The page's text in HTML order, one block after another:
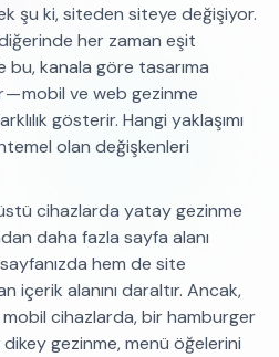
şu ki, siteden siteye değişiyor.
her zaman eşit
bu, kanala göre tasarıma
— mobil ve web gezinme
gösterir. Hangi yaklaşımı
olan değişkenleri
cihazlarda yatay gezinme
daha fazla sayfa alanı
hem de site
içerik alanını daraltır. Ancak,
mobil cihazlarda, bir hamburger
dikey gezinme, menü öğelerini